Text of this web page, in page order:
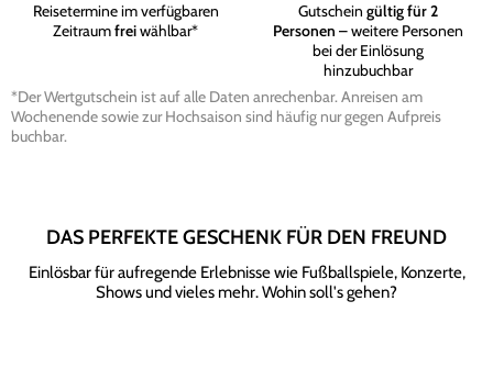
Reisetermine im verfügbaren
Zeitraumfreiwählbar*
Gutschein gültig für 2
Personen – weitere Personen
bei der Einlösung
hinzubuchbar
*Der Wertgutschein ist auf alle Daten anrechenbar. Anreisen am
Wochenende sowie zur Hochsaison sind häufig nur gegen Aufpreis
buchbar.
DAS PERFEKTE GESCHENK FÜR DEN FREUND
Einlösbar für aufregende Erlebnisse wie Fußballspiele, Konzerte,
Shows und vieles mehr. Wohin soll's gehen?